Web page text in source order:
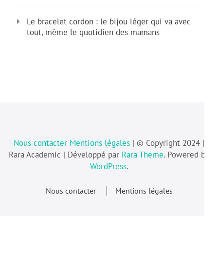
Le bracelet cordon : le bijou léger qui va avec
tout, même le quotidien des mamans
Nous contacter Mentions légales | © Copyright 2024 |
Rara Academic | Développé par Rara Theme. Powered by
WordPress.
Nous contacter Mentions légales